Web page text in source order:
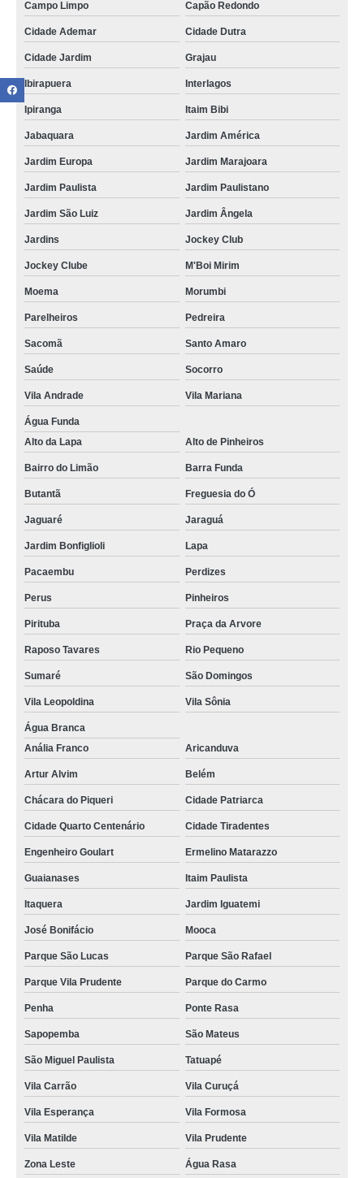
Campo Limpo Capão Redondo
Cidade Ademar Cidade Dutra
Cidade Jardim Grajau
Ibirapuera Interlagos
Ipiranga Itaim Bibi
Jabaquara Jardim América
Jardim Europa Jardim Marajoara
Jardim Paulista Jardim Paulistano
Jardim São Luiz Jardim Ângela
Jardins Jockey Club
Jockey Clube M'Boi Mirim
Moema Morumbi
Parelheiros Pedreira
Sacomã Santo Amaro
Saúde Socorro
Vila Andrade Vila Mariana
Água Funda
Alto da Lapa
Alto de Pinheiros
Bairro do Limão Barra Funda
Butantã Freguesia do Ó
Jaguaré Jaraguá
Jardim Bonfiglioli Lapa
Pacaembu Perdizes
Perus Pinheiros
Pirituba Praça da Arvore
Raposo Tavares Rio Pequeno
Sumaré São Domingos
Vila Leopoldina Vila Sônia
Água Branca
Anália Franco
Aricanduva
Artur Alvim Belém
Chácara do Piqueri Cidade Patriarca
Cidade Quarto Centenário Cidade Tiradentes
Engenheiro Goulart Ermelino Matarazzo
Guaianases Itaim Paulista
Itaquera Jardim Iguatemi
José Bonifácio Mooca
Parque São Lucas Parque São Rafael
Parque Vila Prudente Parque do Carmo
Penha Ponte Rasa
Sapopemba São Mateus
São Miguel Paulista Tatuapé
Vila Carrão Vila Curuçá
Vila Esperança Vila Formosa
Vila Matilde Vila Prudente
Zona Leste
Água Rasa